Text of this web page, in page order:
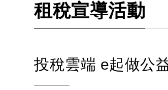
租稅宣導活動
投稅雲端 e起做公